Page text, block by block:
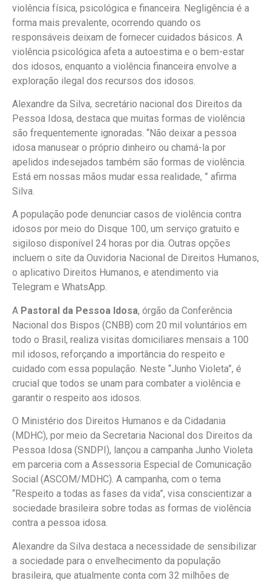
violência física, psicológica e financeira. Negligência é a
forma mais prevalente, ocorrendo quando os
responsáveis deixam de fornecer cuidados básicos. A
violência psicológica afeta a autoestima e o bem-estar
dos idosos, enquanto a violência financeira envolve a
exploração ilegal dos recursos dos idosos.
Alexandre da Silva, secretário nacional dos Direitos da
Pessoa Idosa, destaca que muitas formas de violência
são frequentemente ignoradas. “Não deixar a pessoa
idosa manusear o próprio dinheiro ou chamá-la por
apelidos indesejados também são formas de violência.
Está em nossas mãos mudar essa realidade, ” afirma
Silva.
A população pode denunciar casos de violência contra
idosos por meio do Disque 100, um serviço gratuito e
sigiloso disponível 24 horas por dia. Outras opções
incluem o site da Ouvidoria Nacional de Direitos Humanos,
o aplicativo Direitos Humanos, e atendimento via
Telegram e WhatsApp.
A Pastoral da Pessoa Idosa, órgão da Conferência
Nacional dos Bispos (CNBB) com 20 mil voluntários em
todo o Brasil, realiza visitas domiciliares mensais a 100
mil idosos, reforçando a importância do respeito e
cuidado com essa população. Neste “Junho Violeta”, é
crucial que todos se unam para combater a violência e
garantir o respeito aos idosos.
O Ministério dos Direitos Humanos e da Cidadania
(MDHC), por meio da Secretaria Nacional dos Direitos da
Pessoa Idosa (SNDPI), lançou a campanha Junho Violeta
em parceria com a Assessoria Especial de Comunicação
Social (ASCOM/MDHC). A campanha, com o tema
“Respeito a todas as fases da vida”, visa conscientizar a
sociedade brasileira sobre todas as formas de violência
contra a pessoa idosa.
Alexandre da Silva destaca a necessidade de sensibilizar
a sociedade para o envelhecimento da população
brasileira, que atualmente conta com 32 milhões de